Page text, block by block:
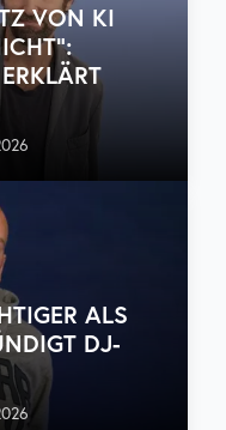
VON KI
ALS
DJ-